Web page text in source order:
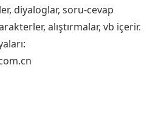
diyaloglar, soru-cevap
alıştırmalar, vb içerir.